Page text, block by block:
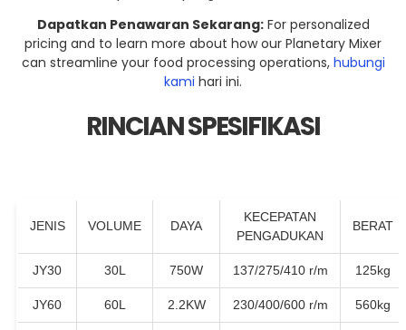
Dapatkan Penawaran Sekarang:For personalized
pricing and to learn more about how our Planetary Mixer
can streamline your food processing operations, hubungi
kami hari ini.
RINCIAN SPESIFIKASI
JENIS VOLUME DAYA
KECEPATAN
PENGADUKAN
BERAT
JY30 30L 750W 137/275/410 r/m 125kg
JY60 60L 2.2KW 230/400/600 r/m 560kg